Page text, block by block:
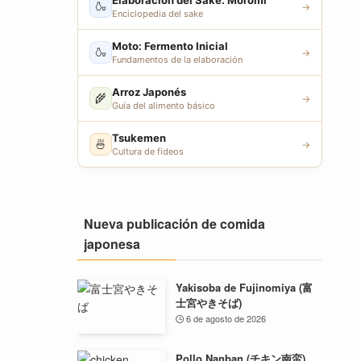
🍶
Enciclopedia del sake
→
🍶 Moto: Fermento Inicial
Fundamentos de la elaboración
→
🌾 Arroz Japonés
Guía del alimento básico
→
🍜 Tsukemen
Cultura de fideos
→
Nueva publicación de comida
japonesa
Yakisoba de Fujinomiya (富
士宮やきそば)
6 de agosto de 2026